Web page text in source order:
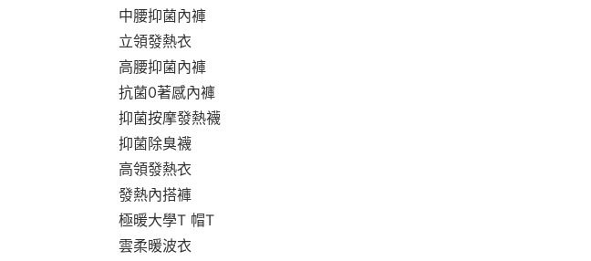
中腰抑菌內褲
立領發熱衣
高腰抑菌內褲
抗菌0著感內褲
抑菌按摩發熱襪
抑菌除臭襪
高領發熱衣
發熱內搭褲
極暖大學T 帽T
雲柔暖波衣